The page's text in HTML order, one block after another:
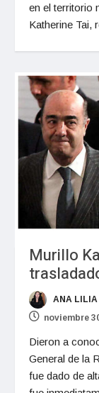
en el territorio
Katherine Tai,
Murillo
ANA LILIA
noviembre
Dieron a
General de la
fue dado de